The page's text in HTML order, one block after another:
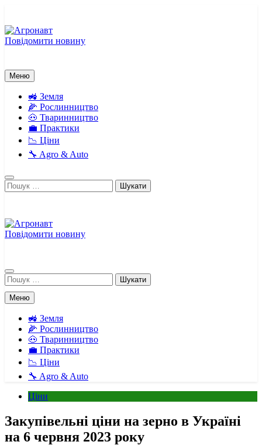
вмісту
Повідомити новину
Меню
🚜 Земля
🌽 Рослинництво
🐽 Тваринництво
💼 Практики
📉 Ціни
🔧 Agro & Auto
Пошук:
Повідомити новину
Пошук:
Меню
🚜 Земля
🌽 Рослинництво
🐽 Тваринництво
💼 Практики
📉 Ціни
🔧 Agro & Auto
Ціни
Закупівельні ціни на зерно в Україні
на 6 червня 2023 року